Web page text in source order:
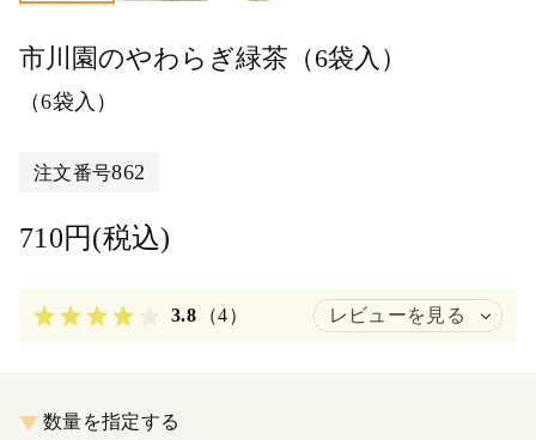
市川園のやわらぎ緑茶（6袋入）
（6袋入）
注文番号862
710円(税込)
3.8 （4） レビューを見る
数量を指定する